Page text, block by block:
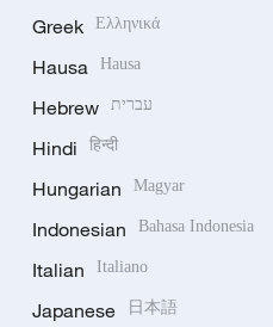
Greek Ελληνικά
Hausa Hausa
Hebrew עברית
Hindi हिन्दी
Hungarian Magyar
Indonesian Bahasa Indonesia
Italian Italiano
Japanese 日本語